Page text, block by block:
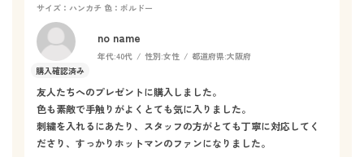
サイズ：ハンカチ 色：ボルドー
no name
年代:40代 性別:女性 都道府県:大阪府
友人たちへのプレゼントに購入しました。
色も素敵で手触りがよくとても気に入りました。
刺繍を入れるにあたり、スタッフの方がとても丁寧に対応してく
ださり、すっかりホットマンのファンになりました。